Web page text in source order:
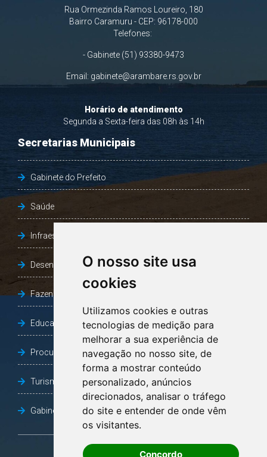
O nosso site usa
cookies
Utilizamos cookies e outras
tecnologias de medição para
melhorar a sua experiência de
navegação no nosso site, de
forma a mostrar conteúdo
personalizado, anúncios
direcionados, analisar o tráfego
do site e entender de onde vêm
os visitantes.
Concordo
Rua Ormezinda Ramos Loureiro, 180
Bairro Caramuru - CEP: 96178-000
Telefones:
- Gabinete (51) 93380-9473
Email: gabinete@arambare.rs.gov.br
Horário de atendimento
Segunda a Sexta-feira das 08h às 14h
Secretarias Municipais
Gabinete do Prefeito
Saúde
Infraestrutura, Agricultura e Meio Ambiente
Desenvolvimento Social
Fazenda e Desenvolvimento Econômico
Educação
Procuradoria Geral do Município
Turismo, Desporto e Cultura
Gabinete Vice-Prefeito